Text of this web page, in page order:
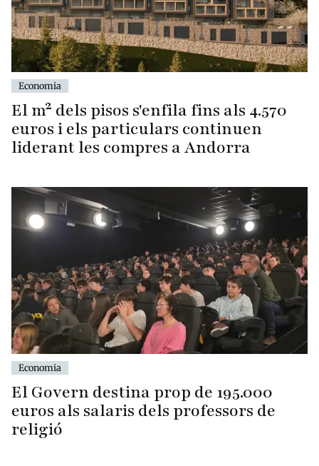
Economia
El m² dels pisos s'enfila fins als 4.570
euros i els particulars continuen
liderant les compres a Andorra
Economia
El Govern destina prop de 195.000
euros als salaris dels professors de
religió